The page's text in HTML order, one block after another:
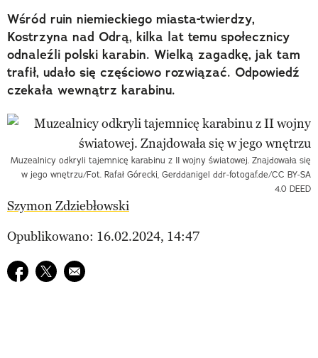
Wśród ruin niemieckiego miasta-twierdzy,
Kostrzyna nad Odrą, kilka lat temu społecznicy
odnaleźli polski karabin. Wielką zagadkę, jak tam
trafił, udało się częściowo rozwiązać. Odpowiedź
czekała wewnątrz karabinu.
Muzealnicy odkryli tajemnicę karabinu z II wojny światowej. Znajdowała się
w jego wnętrzu/Fot. Rafał Górecki, Gerddanigel ddr-fotogaf.de/CC BY-SA
4.0 DEED
Szymon Zdziebłowski
Opublikowano: 16.02.2024, 14:47
Udostępnij na facebook
Udostępnij na twitter
E-mail do przyjaciela